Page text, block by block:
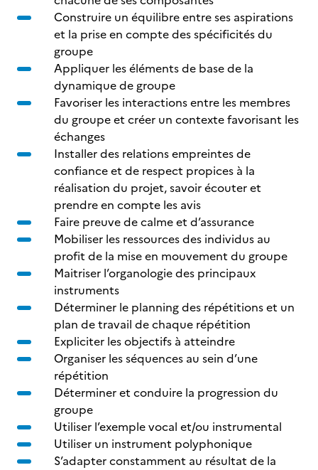
Construire un équilibre entre ses aspirations
et la prise en compte des spécificités du
groupe
Appliquer les éléments de base de la
dynamique de groupe
Favoriser les interactions entre les membres
du groupe et créer un contexte favorisant les
échanges
Installer des relations empreintes de
confiance et de respect propices à la
réalisation du projet, savoir écouter et
prendre en compte les avis
Faire preuve de calme et d’assurance
Mobiliser les ressources des individus au
profit de la mise en mouvement du groupe
Maitriser l’organologie des principaux
instruments
Déterminer le planning des répétitions et un
plan de travail de chaque répétition
Expliciter les objectifs à atteindre
Organiser les séquences au sein d’une
répétition
Déterminer et conduire la progression du
groupe
Utiliser l’exemple vocal et/ou instrumental
Utiliser un instrument polyphonique
S’adapter constamment au résultat de la